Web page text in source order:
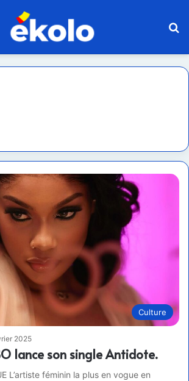
Culture
2025
lance son single Antidote.
L’artiste féminin la plus en vogue en